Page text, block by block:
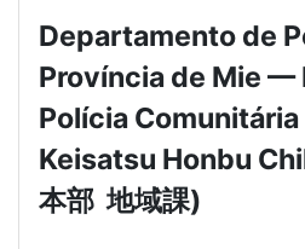
Departamento de
Província de Mie —
Polícia
Keisatsu Honbu
本部 地域課)